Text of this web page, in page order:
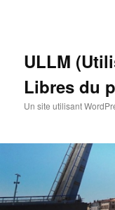
ULLM
Libres du
Un site utilisant